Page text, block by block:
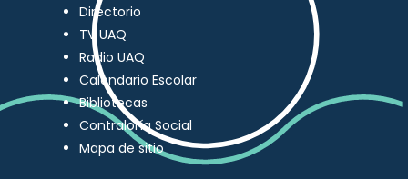
Directorio
TV UAQ
Radio UAQ
Calendario Escolar
Bibliotecas
Contraloría Social
Mapa de sitio